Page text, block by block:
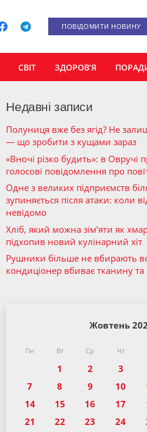
ПОВІДОМИТИ НОВИНУ
СВІТ ЗДОРОВ’Я
Недавні записи
Полуниця вже без ягід? Не
— що зробити з кущами зараз
«Вночі різко будить»: в Овручі
голосові повідомлення про
Одне з великих підприємств
зупиняється після атаки: коли
невідомо
Хліб, який можна зім’яти як
підхопив новий кулінарний хіт
Рушники більше не вбирають
кондиціонер вбиває тканину
Жовтень
Пн Вт Ср Чт
1 2 3
7
8 9 10
14
15 16 17
21
22 23 24